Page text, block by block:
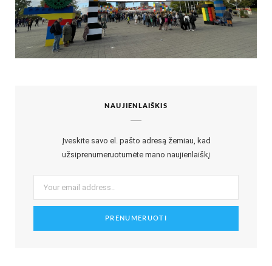
NAUJIENLAIŠKIS
Įveskite savo el. pašto adresą žemiau, kad
užsiprenumeruotumėte mano naujienlaiškį